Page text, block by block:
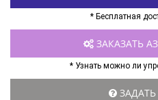
* Бесплатная
ЗАКАЗАТЬ
* Узнать можно ли